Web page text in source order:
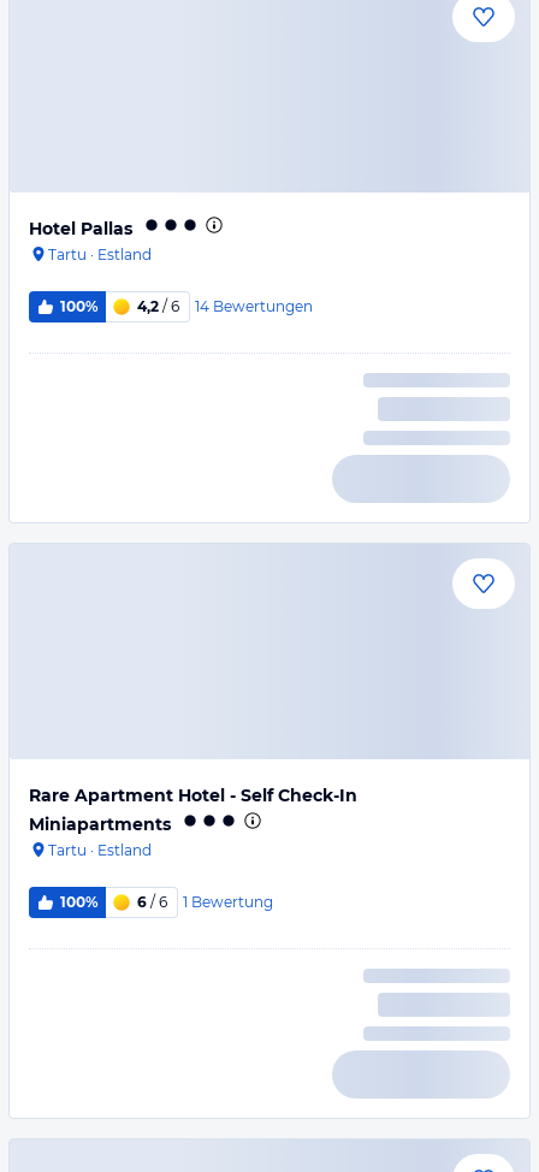
Hotel Pallas
Tartu · Estland
100% 4,2 / 6 14 Bewertungen
Rare Apartment Hotel - Self Check-In
Miniapartments
Tartu · Estland
100% 6 / 6 1 Bewertung